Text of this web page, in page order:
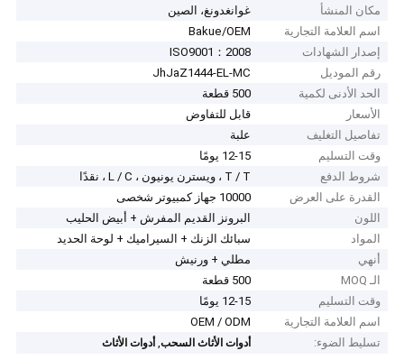
مكان المنشأ
غوانغدونغ، الصين
اسم العلامة التجارية
Bakue/OEM
إصدار الشهادات
ISO9001：2008
رقم الموديل
JhJaZ1444-EL-MC
الحد الأدنى لكمية
500 قطعة
الأسعار
قابل للتفاوض
تفاصيل التغليف
علبة
وقت التسليم
12-15 يومًا
شروط الدفع
T / T ، ويسترن يونيون ، L / C ، نقدًا
القدرة على العرض
10000 جهاز كمبيوتر شخصى
اللون
البرونز القديم المفرش + أبيض الحليب
المواد
سبائك الزنك + السيراميك + لوحة الحديد
أنهي
مطلي + ورنيش
الـ MOQ
500 قطعة
وقت التسليم
12-15 يومًا
اسم العلامة التجارية
OEM / ODM
تسليط الضوء:
أدوات الأثاث السحب,أدوات الأثاث